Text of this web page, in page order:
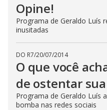
Opine!
Programa de Geraldo Luís
inusitadas
DO R7/20/07/2014
O que você
de ostentar
Programa de Geraldo Luís
bomba nas redes sociais